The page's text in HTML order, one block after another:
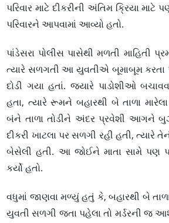
પરિવાર માટે દીકરીની અંતિમ ક્રિયા માટે
પરિવારને આપવામાં આવ્યો હતો.
પાંડેસરા પોલીસ પાસેથી મળતી માહિતી
ત્યારે સળગતી આ યુવતીએ બૂમાબૂમ કરતા
દોડી ગયા હતાં. જ્યારે પાડોશીઓ
હતા, ત્યારે રૂમને બહારથી બે તાળા
બંને તાળા તોડીને અંદર પ્રવેશી આગને
દીકરી ખાટલા પર સળગી રહી હતી, ત્યારે
બેસેલી હતી. આ જોઈને માતા સામે પણ
કર્યો હતો.
વધુમાં જાણવા મળ્યું હતું કે, બહારથી બે
યુવતી સળગી જતા પહેલા તો મર્ડરની જ